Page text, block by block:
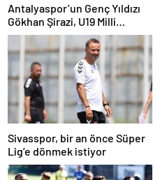
Antalyaspor’un Genç Yıldızı
Gökhan Şirazi, U19 Milli
Takım’ın Radarında
Sivasspor, bir an önce Süper
Lig’e dönmek istiyor